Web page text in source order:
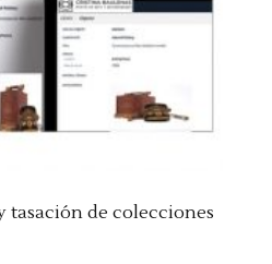
tasación de colecciones